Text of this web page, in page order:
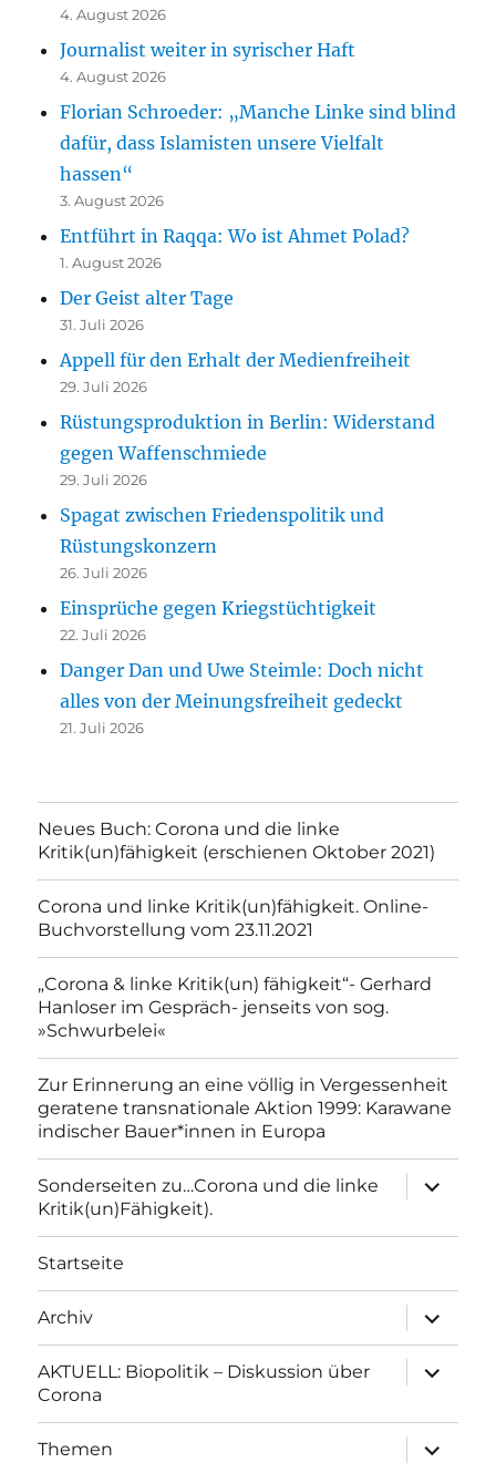
4. August 2026
Journalist weiter in syrischer Haft
4. August 2026
Florian Schroeder: „Manche Linke sind blind
dafür, dass Islamisten unsere Vielfalt
hassen“
3. August 2026
Entführt in Raqqa: Wo ist Ahmet Polad?
1. August 2026
Der Geist alter Tage
31. Juli 2026
Appell für den Erhalt der Medienfreiheit
29. Juli 2026
Rüstungsproduktion in Berlin: Widerstand
gegen Waffenschmiede
29. Juli 2026
Spagat zwischen Friedenspolitik und
Rüstungskonzern
26. Juli 2026
Einsprüche gegen Kriegstüchtigkeit
22. Juli 2026
Danger Dan und Uwe Steimle: Doch nicht
alles von der Meinungsfreiheit gedeckt
21. Juli 2026
Neues Buch: Corona und die linke
Kritik(un)fähigkeit (erschienen Oktober 2021)
Corona und linke Kritik(un)fähigkeit. Online-
Buchvorstellung vom 23.11.2021
„Corona & linke Kritik(un) fähigkeit“- Gerhard
Hanloser im Gespräch- jenseits von sog.
»Schwurbelei«
Zur Erinnerung an eine völlig in Vergessenheit
geratene transnationale Aktion 1999: Karawane
indischer Bauer*innen in Europa
Sonderseiten zu…Corona und die linke
Kritik(un)Fähigkeit).
anzeigen
Startseite
Archiv
anzeigen
AKTUELL: Biopolitik – Diskussion über
Corona
anzeigen
Themen
anzeigen